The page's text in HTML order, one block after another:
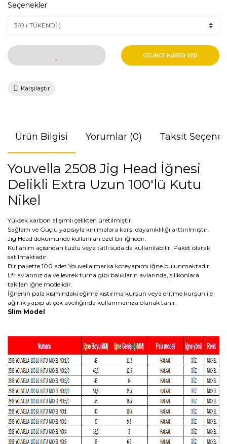
Seçenekler
GELİNCE HABER VER
Karşılaştır
Ürün Bilgisi Yorumlar (0) Taksit
Youvella 2508 Jig Head İğnesi
Delikli Extra Uzun 100'lü Kutu
Nikel
Yüksek karbon alışımlı çelikten üretilmiştir.
Sağlam ve Güçlü yapısıyla kırılmalara karşı dayanıklılığı arttırılmıştır.
Jig Head dökümünde kullanılan özel bir iğnedir.
Kullanım açısından tuzlu veya tatlı suda da kullanılabilir. Paket olarak
satılmaktadır.
Bir pakette 100 adet Youvella marka koreyapımı iğne bulunmaktadır.
Lfr avlarınız da ve levrek turna gibi balıkların avlarında, silikonlara
takılan iğne modelidir.
İğnenin pala kısmındaki eğime kıstırma kurşun veya eritme kurşun ile
ağırlık yapıp at çek avcılığında kullanmanıza olanak tanır.
Slim Model